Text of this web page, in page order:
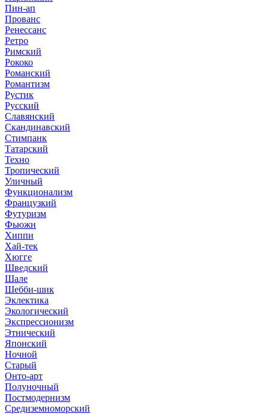
Пин-ап
Прованс
Ренессанс
Ретро
Римский
Рококо
Романский
Романтизм
Рустик
Русский
Славянский
Скандинавский
Стимпанк
Татарский
Техно
Тропический
Уличный
Функционализм
Французкий
Футуризм
Фьюжн
Хиппи
Хай-тек
Хюгге
Шведский
Шале
Шебби-шик
Эклектика
Экологический
Экспрессионизм
Этнический
Японский
Ночной
Старый
Онто-арт
Полуночный
Постмодернизм
Средиземноморский